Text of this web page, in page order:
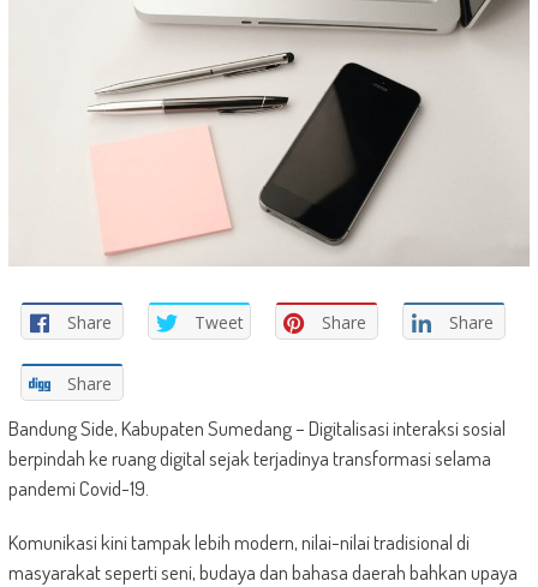
Share Tweet Share Share
Share
Bandung Side, Kabupaten Sumedang – Digitalisasi interaksi sosial
berpindah ke ruang digital sejak terjadinya transformasi selama
pandemi Covid-19.
Komunikasi kini tampak lebih modern, nilai-nilai tradisional di
masyarakat seperti seni, budaya dan bahasa daerah bahkan upaya